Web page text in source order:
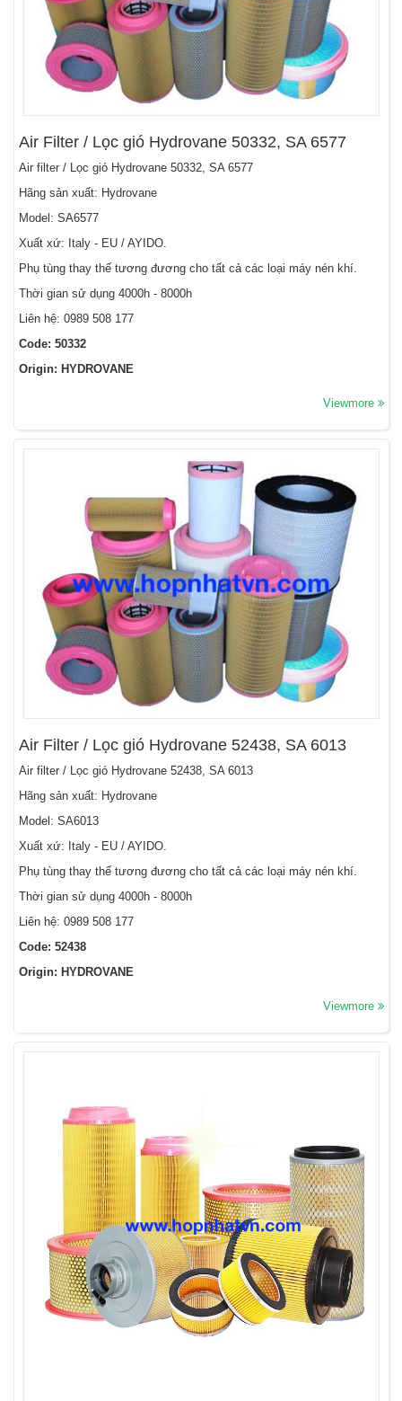
Air Filter / Lọc gió Hydrovane 50332, SA 6577
Air filter / Lọc gió Hydrovane 50332, SA 6577
Hãng sản xuất: Hydrovane
Model: SA6577
Xuất xứ: Italy - EU / AYIDO.
Phụ tùng thay thế tương đương cho tất cả các loại máy nén khí.
Thời gian sử dụng 4000h - 8000h
Liên hệ: 0989 508 177
Code: 50332
Origin: HYDROVANE
Viewmore
Air Filter / Lọc gió Hydrovane 52438, SA 6013
Air filter / Lọc gió Hydrovane 52438, SA 6013
Hãng sản xuất: Hydrovane
Model: SA6013
Xuất xứ: Italy - EU / AYIDO.
Phụ tùng thay thế tương đương cho tất cả các loại máy nén khí.
Thời gian sử dụng 4000h - 8000h
Liên hệ: 0989 508 177
Code: 52438
Origin: HYDROVANE
Viewmore